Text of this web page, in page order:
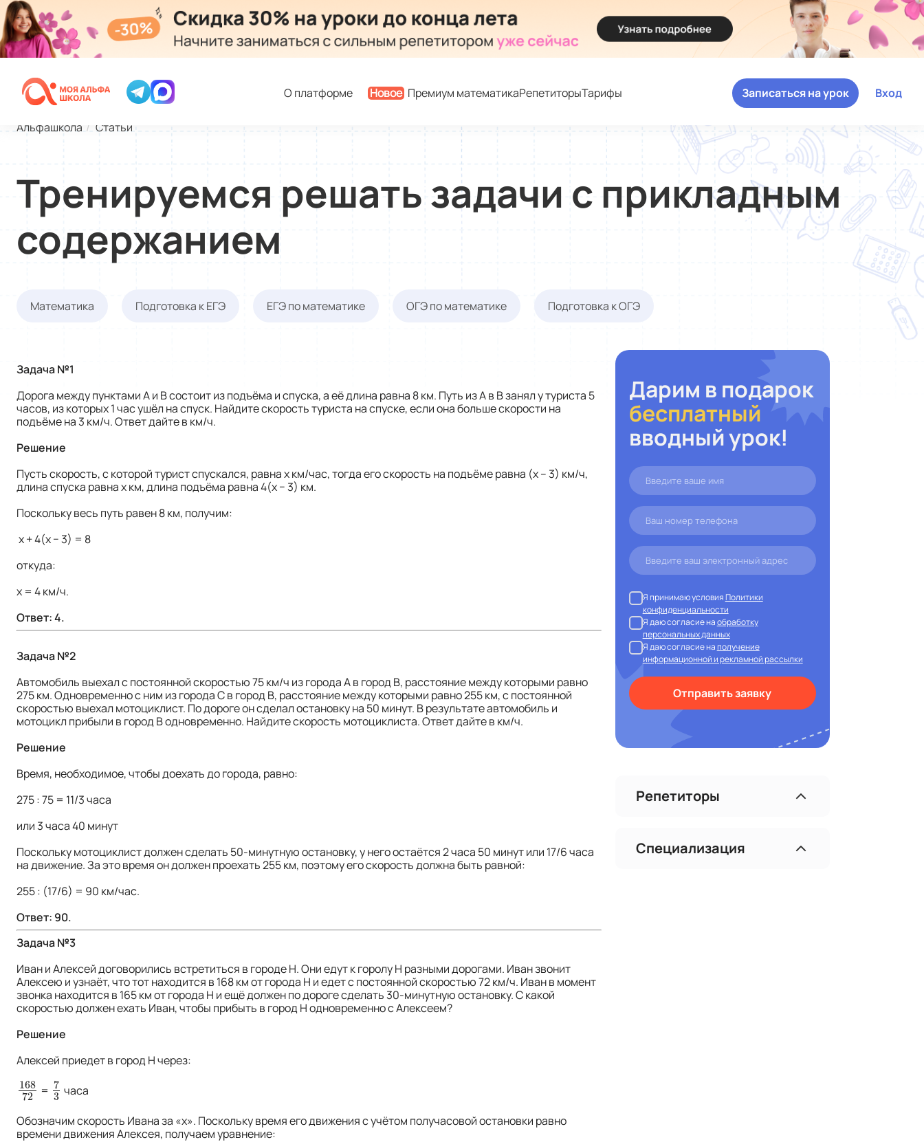
О платформе Новое Премиум математикаРепетиторыТарифы Вход
Записаться на урок
Альфашкола Статьи
Тренируемся решать задачи с прикладным
содержанием
Математика Подготовка к ЕГЭ ЕГЭ по математике ОГЭ по математике Подготовка к ОГЭ
Задача №1
Дорога между пунктами А и В состоит из подъёма и спуска, а её длина равна 8 км. Путь из А в В занял у туриста 5
часов, из которых 1 час ушёл на спуск. Найдите скорость туриста на спуске, если она больше скорости на
подъёме на 3 км/ч. Ответ дайте в км/ч.
Решение
Пусть скорость, с которой турист спускался, равна х км/час, тогда его скорость на подъёме равна (х – 3) км/ч,
длина спуска равна х км, длина подъёма равна 4(х − 3) км.
Поскольку весь путь равен 8 км, получим:
х + 4(х − 3) = 8
откуда:
х = 4 км/ч.
Ответ: 4.
Задача №2
Автомобиль выехал с постоянной скоростью 75 км/ч из города А в город В, расстояние между которыми равно
275 км. Одновременно с ним из города С в город В, расстояние между которыми равно 255 км, с постоянной
скоростью выехал мотоциклист. По дороге он сделал остановку на 50 минут. В результате автомобиль и
мотоцикл прибыли в город В одновременно. Найдите скорость мотоциклиста. Ответ дайте в км/ч.
Решение
Время, необходимое, чтобы доехать до города, равно:
275 : 75 = 11/3 часа
или 3 часа 40 минут
Поскольку мотоциклист должен сделать 50-минутную остановку, у него остаётся 2 часа 50 минут или 17/6 часа
на движение. За это время он должен проехать 255 км, поэтому его скорость должна быть равной:
255 : (17/6) = 90 км/час.
Ответ: 90.
Задача №3
Иван и Алексей договорились встретиться в городе Н. Они едут к горолу Н разными дорогами. Иван звонит
Алексею и узнаёт, что тот находится в 168 км от города Н и едет с постоянной скоростью 72 км/ч. Иван в момент
звонка находится в 165 км от города Н и ещё должен по дороге сделать 30-минутную остановку. С какой
скоростью должен ехать Иван, чтобы прибыть в город Н одновременно с Алексеем?
Решение
Алексей приедет в город Н через:
168
72
16872
= 7
3
73часа
Обозначим скорость Ивана за «х». Поскольку время его движения с учётом получасовой остановки равно
времени движения Алексея, получаем уравнение:
Дарим в подарок
бесплатный
вводный урок!
Я принимаю условияПолитики
конфиденциальности
Я даю согласие наобработку
персональных данных
Я даю согласие наполучение
информационной и рекламной рассылки
Отправить заявку
Репетиторы
Специализация